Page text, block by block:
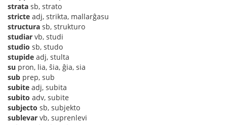
strata sb, strato
stricte adj, strikta, mallarĝasu
structura sb, strukturo
studiar vb, studi
studio sb, studo
stupide adj, stulta
su pron, lia, ŝia, ĝia, sia
sub prep, sub
subite adj, subita
subito adv, subite
subjecto sb, subjekto
sublevar vb, suprenlevi